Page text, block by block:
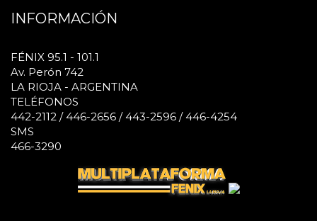
INFORMACIÓN
FÉNIX 95.1 - 101.1
Av. Perón 742
LA RIOJA - ARGENTINA
TELÉFONOS
442-2112 / 446-2656 / 443-2596 / 446-4254
SMS
466-3290